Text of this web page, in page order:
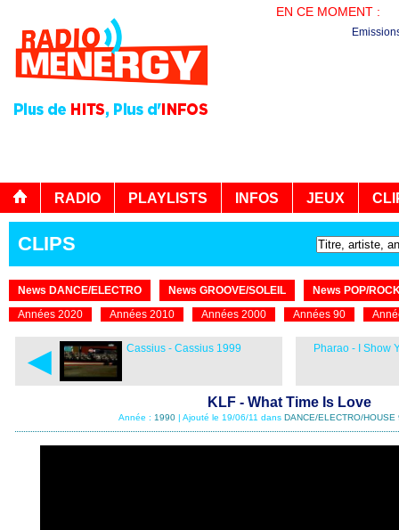
EN CE MOMENT :
RADIO PLAYLISTS INFOS JEUX
CLIPS
News DANCE/ELECTRO News GROOVE/SOLEIL
News POP/
Années 2020
Années 2010 Années 2000 Années 90
◄ Cassius - Cassius 1999 Pharao - I Show
KLF - What Time Is Love
Année : 1990| Ajouté le 19/06/11 dans DANCE/ELECTRO/HOUSE